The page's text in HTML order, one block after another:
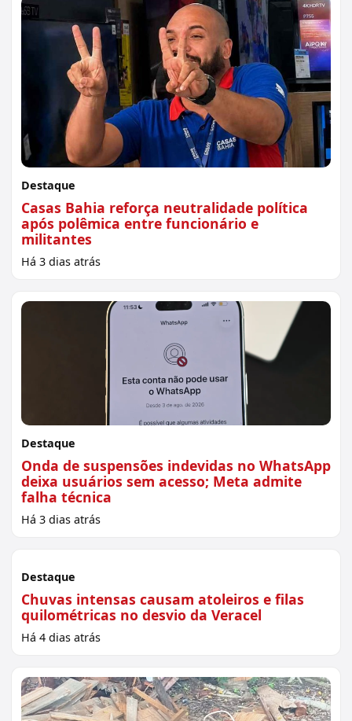
Destaque
Casas Bahia reforça neutralidade política
após polêmica entre funcionário e
militantes
Há 3 dias atrás
Destaque
Onda de suspensões indevidas no WhatsApp
deixa usuários sem acesso; Meta admite
falha técnica
Há 3 dias atrás
Destaque
Chuvas intensas causam atoleiros e filas
quilométricas no desvio da Veracel
Há 4 dias atrás